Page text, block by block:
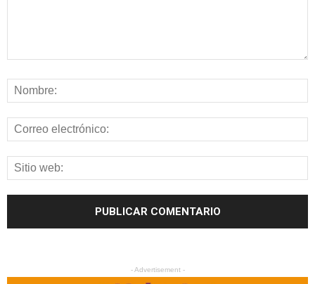
- Advertisement -